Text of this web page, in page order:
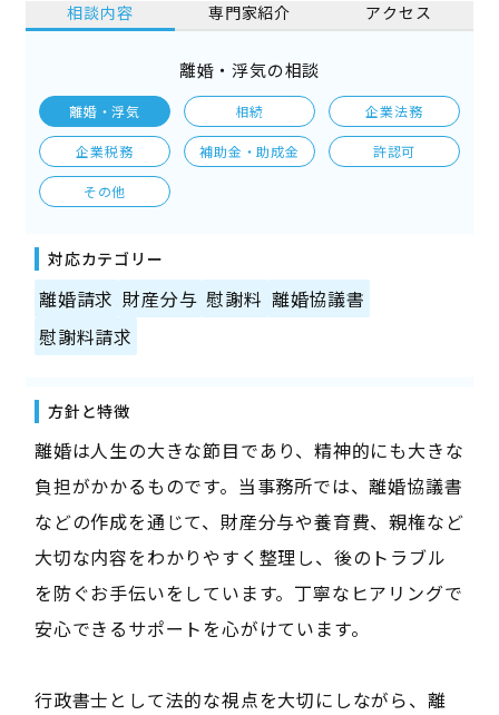
相談内容 専門家紹介 アクセス
離婚・浮気の相談
離婚・浮気 相続 企業法務
企業税務 補助金・助成金 許認可
その他
対応カテゴリー
離婚請求 財産分与 慰謝料 離婚協議書
慰謝料請求
方針と特徴
離婚は人生の大きな節目であり、精神的にも大きな
負担がかかるものです。当事務所では、離婚協議書
などの作成を通じて、財産分与や養育費、親権など
大切な内容をわかりやすく整理し、後のトラブル
を防ぐお手伝いをしています。丁寧なヒアリングで
安心できるサポートを心がけています。
行政書士として法的な視点を大切にしながら、離